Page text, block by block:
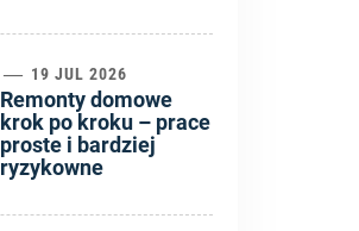
19 JUL 2026
Remonty domowe
krok po kroku – prace
proste i bardziej
ryzykowne